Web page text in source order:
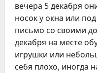
вечера 5 декабря
носок у окна или
письмо со своими
декабря на месте
игрушки или
себя плохо, иногда